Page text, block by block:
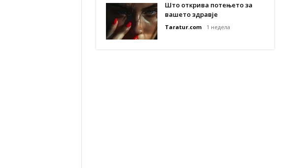
Што открива потењето за
вашето здравје
Taratur.com 1 недела